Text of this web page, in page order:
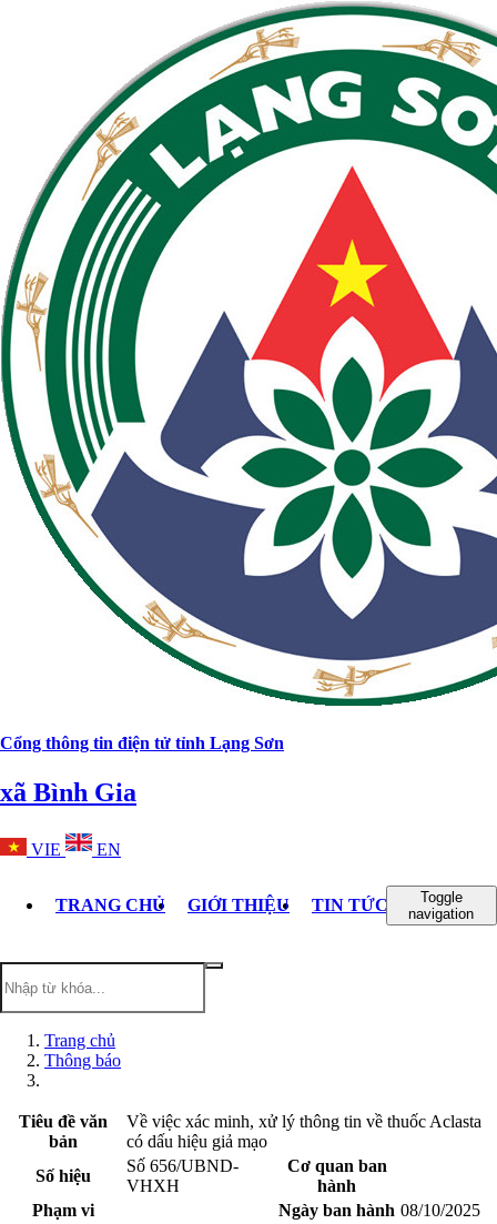
Cổng thông tin điện tử tỉnh Lạng Sơn
xã Bình Gia
VIE EN
TRANG CHỦ GIỚI THIỆU TIN TỨC - SỰ KIỆN
Toggle
navigation
Trang chủ
Thông báo
Tiêu đề văn
bản
Về việc xác minh, xử lý thông tin về thuốc Aclasta
có dấu hiệu giả mạo
Số hiệu
Số 656/UBND-
VHXH
Cơ quan ban
hành
Phạm vi
Ngày ban hành 08/10/2025